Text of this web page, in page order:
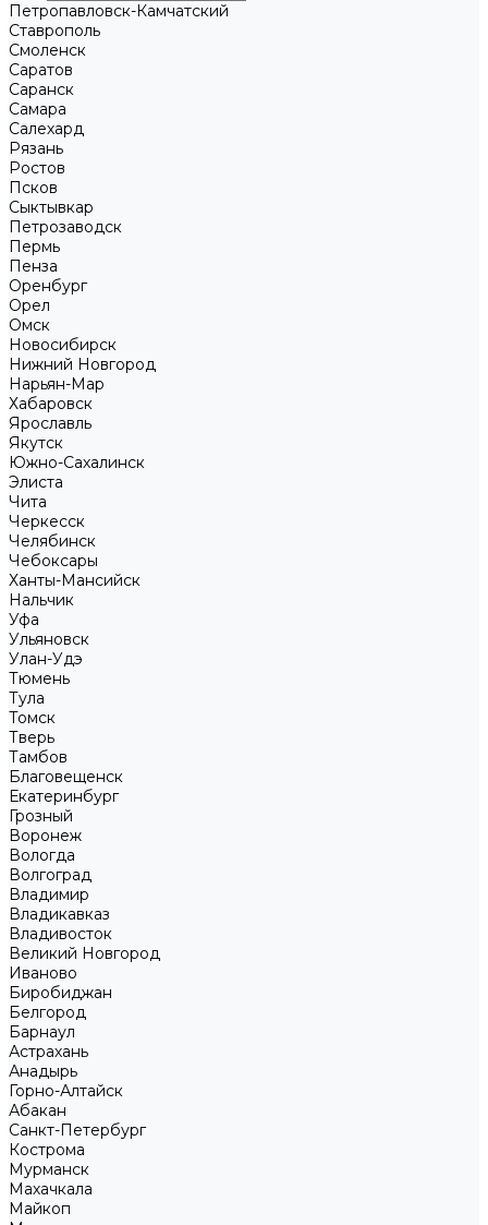
Петропавловск-Камчатский
Ставрополь
Смоленск
Саратов
Саранск
Самара
Салехард
Рязань
Ростов
Псков
Сыктывкар
Петрозаводск
Пермь
Пенза
Оренбург
Орел
Омск
Новосибирск
Нижний Новгород
Нарьян-Мар
Хабаровск
Ярославль
Якутск
Южно-Сахалинск
Элиста
Чита
Черкесск
Челябинск
Чебоксары
Ханты-Мансийск
Нальчик
Уфа
Ульяновск
Улан-Удэ
Тюмень
Тула
Томск
Тверь
Тамбов
Благовещенск
Екатеринбург
Грозный
Воронеж
Вологда
Волгоград
Владимир
Владикавказ
Владивосток
Великий Новгород
Иваново
Биробиджан
Белгород
Барнаул
Астрахань
Анадырь
Горно-Алтайск
Абакан
Санкт-Петербург
Кострома
Мурманск
Махачкала
Майкоп